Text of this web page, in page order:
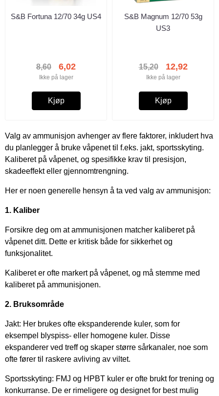
S&B Fortuna 12/70 34g US4
8,60 6,02
Ikke på lager
Kjøp
S&B Magnum 12/70 53g
US3
15,20 12,92
Ikke på lager
Kjøp
Valg av ammunisjon avhenger av flere faktorer, inkludert hva
du planlegger å bruke våpenet til f.eks. jakt, sportsskyting.
Kaliberet på våpenet, og spesifikke krav til presisjon,
skadeeffekt eller gjennomtrengning.
Her er noen generelle hensyn å ta ved valg av ammunisjon:
1. Kaliber
Forsikre deg om at ammunisjonen matcher kaliberet på
våpenet ditt. Dette er kritisk både for sikkerhet og
funksjonalitet.
Kaliberet er ofte markert på våpenet, og må stemme med
kaliberet på ammunisjonen.
2. Bruksområde
Jakt: Her brukes ofte ekspanderende kuler, som for
eksempel blyspiss- eller homogene kuler. Disse
ekspanderer ved treff og skaper større sårkanaler, noe som
ofte fører til raskere avliving av viltet.
Sportsskyting: FMJ og HPBT kuler er ofte brukt for trening og
konkurranse. De er rimeligere og designet for best mulig